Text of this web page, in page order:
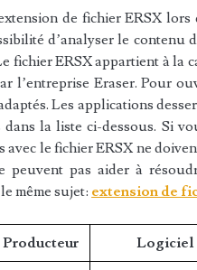
de fichier ERSX
d’analyser le contenu
fichier ERSX appartient à la
l’entreprise Eraser. Pour
Les applications
la liste ci-dessous. Si
le fichier ERSX ne
peuvent pas aider à
même sujet: extension de
Producteur Logiciel